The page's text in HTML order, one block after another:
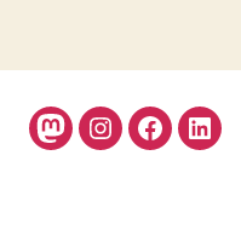
MastodonInstagram